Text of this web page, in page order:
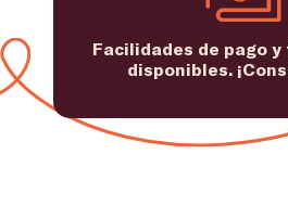
Facilidades de pago
disponibles.